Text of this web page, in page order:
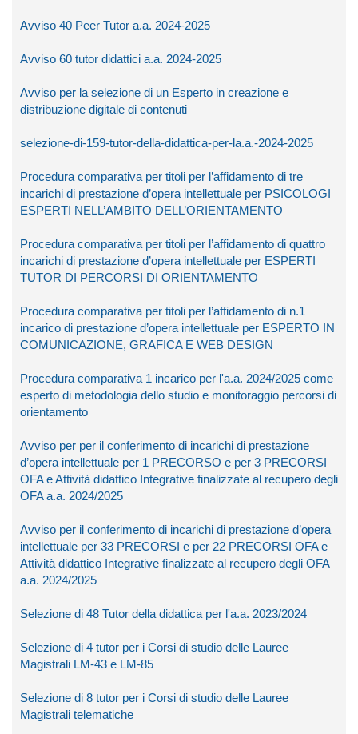
Avviso 40 Peer Tutor a.a. 2024-2025
Avviso 60 tutor didattici a.a. 2024-2025
Avviso per la selezione di un Esperto in creazione e
distribuzione digitale di contenuti
selezione-di-159-tutor-della-didattica-per-la.a.-2024-2025
Procedura comparativa per titoli per l’affidamento di tre
incarichi di prestazione d’opera intellettuale per PSICOLOGI
ESPERTI NELL’AMBITO DELL’ORIENTAMENTO
Procedura comparativa per titoli per l’affidamento di quattro
incarichi di prestazione d’opera intellettuale per ESPERTI
TUTOR DI PERCORSI DI ORIENTAMENTO
Procedura comparativa per titoli per l’affidamento di n.1
incarico di prestazione d’opera intellettuale per ESPERTO IN
COMUNICAZIONE, GRAFICA E WEB DESIGN
Procedura comparativa 1 incarico per l'a.a. 2024/2025 come
esperto di metodologia dello studio e monitoraggio percorsi di
orientamento
Avviso per per il conferimento di incarichi di prestazione
d’opera intellettuale per 1 PRECORSO e per 3 PRECORSI
OFA e Attività didattico Integrative finalizzate al recupero degli
OFA a.a. 2024/2025
Avviso per il conferimento di incarichi di prestazione d’opera
intellettuale per 33 PRECORSI e per 22 PRECORSI OFA e
Attività didattico Integrative finalizzate al recupero degli OFA
a.a. 2024/2025
Selezione di 48 Tutor della didattica per l'a.a. 2023/2024
Selezione di 4 tutor per i Corsi di studio delle Lauree
Magistrali LM-43 e LM-85
Selezione di 8 tutor per i Corsi di studio delle Lauree
Magistrali telematiche